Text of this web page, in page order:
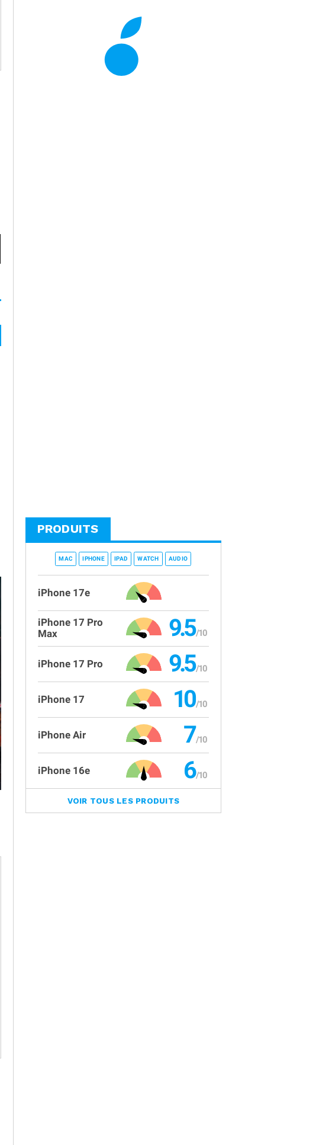
PRODUITS
MAC IPHONE IPAD WATCH AUDIO
iPhone 17e
iPhone 17 Pro
Max
9.5
iPhone 17 Pro 9.5
iPhone 17 10
iPhone Air 7
iPhone 16e 6
VOIR TOUS LES PRODUITS